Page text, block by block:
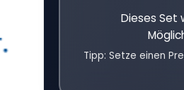
Dieses Set
Tipp: Setze einen